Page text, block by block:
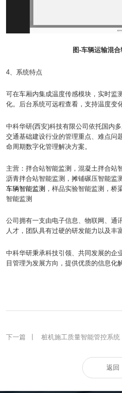
图-车辆运输混
4、系统特点
可在车厢内集成温度传感模块，实时监
化。后台系统可远程查看，支持温度变
中科华研(西安)科技有限公司依托国内
交通基础建设行业的管理重点、难点问
命周期数字化管理解决方案。
主营：拌合站智能监测，混凝土拌合站
沥青拌合站智能监测，摊铺碾压智能监
车辆智能监测 ，样品实验智能监测，桥
智能监测
公司拥有一支由电子信息、物联网、通
人才，团队具有过硬的研发能力以及丰
中科华研秉承科技引领、共同发展的企
目管理为发展方向，提供优质的信息化
下一篇
桩机施工质量智能管控系统
返回